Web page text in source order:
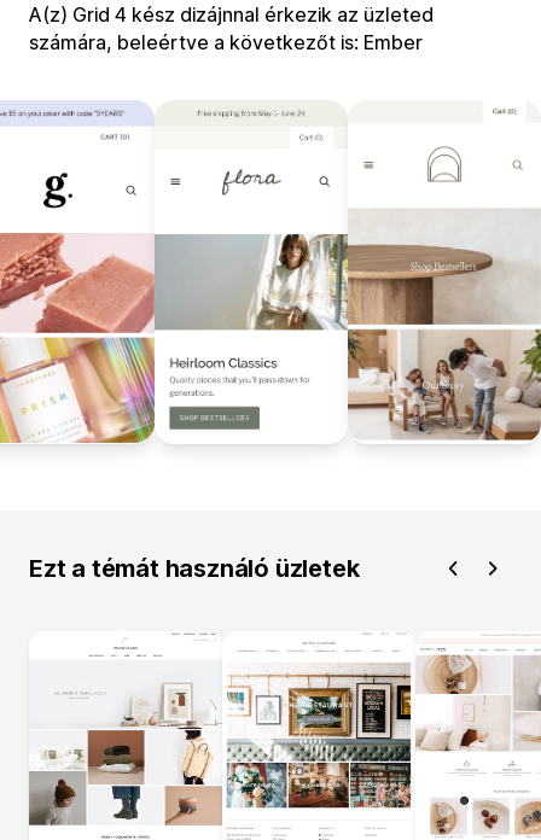
A(z) Grid 4 kész dizájnnal érkezik az üzleted
számára, beleértve a következőt is: Ember
Ezt a témát használó üzletek